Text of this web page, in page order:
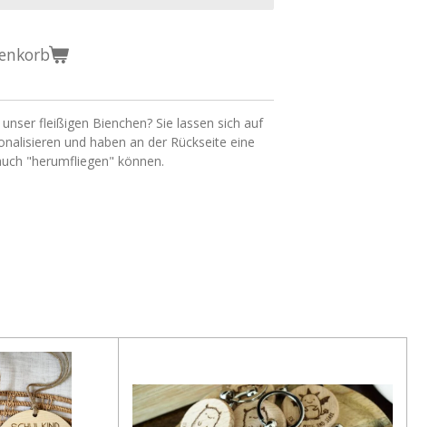
fleißigen Bienchen? Sie lassen sich auf
und haben an der Rückseite eine
"herumfliegen" können.